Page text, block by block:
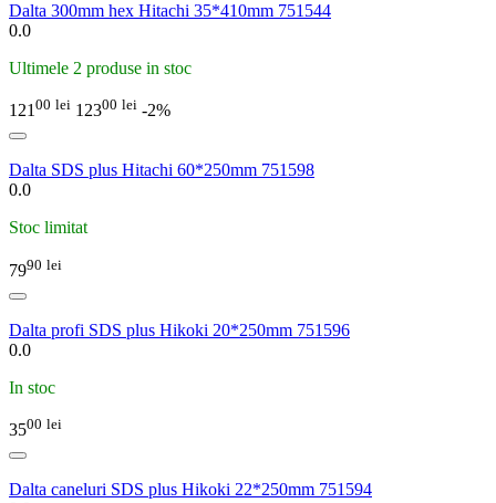
Dalta 300mm hex Hitachi 35*410mm 751544
0.0
Ultimele 2 produse in stoc
121 00 lei 12300 lei -2%
Dalta SDS plus Hitachi 60*250mm 751598
0.0
Stoc limitat
7990 lei
Dalta profi SDS plus Hikoki 20*250mm 751596
0.0
In stoc
3500 lei
Dalta caneluri SDS plus Hikoki 22*250mm 751594